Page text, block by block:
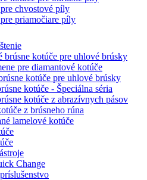
chvostové píly
priamočiare píly
brúsne kotúče pre uhlové brúsky
pre diamantové kotúče
kotúče pre uhlové brúsky
kotúče - Špeciálna séria
kotúče z abrazívnych pásov
z brúsneho rúna
lamelové kotúče
Change